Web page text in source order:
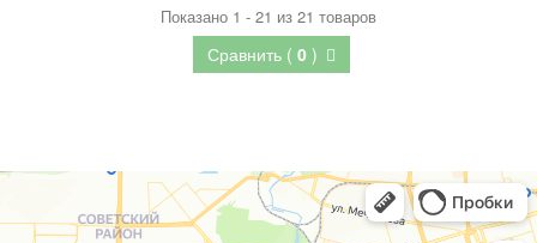
Сравнить ( 0 )
Показано 1 - 21 из 21 товаров